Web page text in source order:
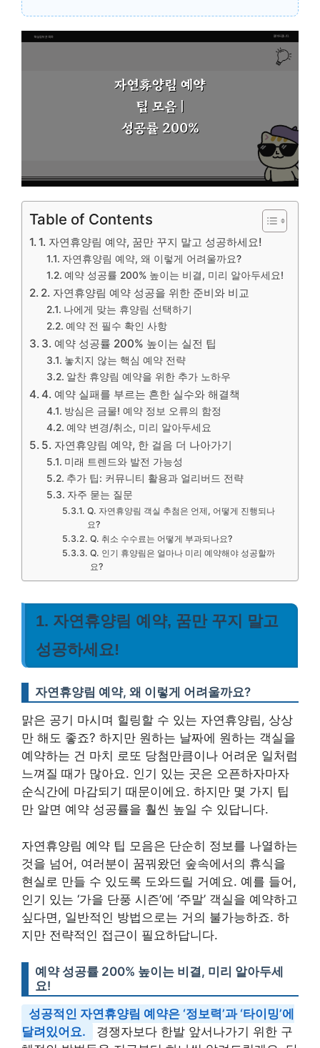
Table of Contents
1. 자연휴양림 예약, 꿈만 꾸지 말고 성공하세요!
자연휴양림 예약, 왜 이렇게 어려울까요?
예약 성공률 200% 높이는 비결, 미리 알아두세요!
2. 자연휴양림 예약 성공을 위한 준비와 비교
나에게 맞는 휴양림 선택하기
예약 전 필수 확인 사항
3. 예약 성공률 200% 높이는 실전 팁
놓치지 않는 핵심 예약 전략
알찬 휴양림 예약을 위한 추가 노하우
4. 예약 실패를 부르는 흔한 실수와 해결책
방심은 금물! 예약 정보 오류의 함정
예약 변경/취소, 미리 알아두세요
5. 자연휴양림 예약, 한 걸음 더 나아가기
미래 트렌드와 발전 가능성
추가 팁: 커뮤니티 활용과 얼리버드 전략
자주 묻는 질문
Q. 자연휴양림 객실 추첨은 언제, 어떻게 진행되나
요?
Q. 취소 수수료는 어떻게 부과되나요?
Q. 인기 휴양림은 얼마나 미리 예약해야 성공할까
요?
1. 자연휴양림 예약, 꿈만 꾸지 말고
성공하세요!
자연휴양림 예약, 왜 이렇게 어려울까요?
맑은 공기 마시며 힐링할 수 있는 자연휴양림, 상상
만 해도 좋죠? 하지만 원하는 날짜에 원하는 객실을
예약하는 건 마치 로또 당첨만큼이나 어려운 일처럼
느껴질 때가 많아요. 인기 있는 곳은 오픈하자마자
순식간에 마감되기 때문이에요. 하지만 몇 가지 팁
만 알면 예약 성공률을 훨씬 높일 수 있답니다.
자연휴양림 예약 팁 모음은 단순히 정보를 나열하는
것을 넘어, 여러분이 꿈꿔왔던 숲속에서의 휴식을
현실로 만들 수 있도록 도와드릴 거예요. 예를 들어,
인기 있는 ‘가을 단풍 시즌’에 ‘주말’ 객실을 예약하고
싶다면, 일반적인 방법으로는 거의 불가능하죠. 하
지만 전략적인 접근이 필요하답니다.
예약 성공률 200% 높이는 비결, 미리 알아두세
요!
성공적인 자연휴양림 예약은 ‘정보력’과 ‘타이밍’에
달려있어요.
경쟁자보다 한발 앞서나가기 위한 구